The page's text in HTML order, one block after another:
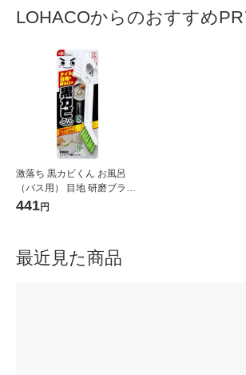
LOHACOからのおすすめ
激落ち 黒カビくん お風呂
（バス用） 目地 研磨ブラシ
（研磨材入ブラシ＆ソフト
441円
最近見た商品